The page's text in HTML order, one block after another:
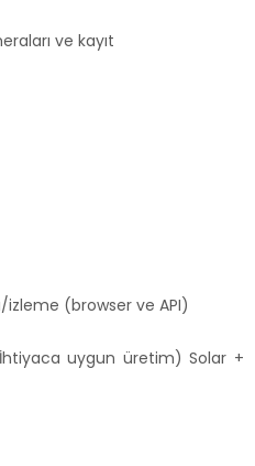
ve kayıt
(browser ve API)
uygun üretim) Solar +